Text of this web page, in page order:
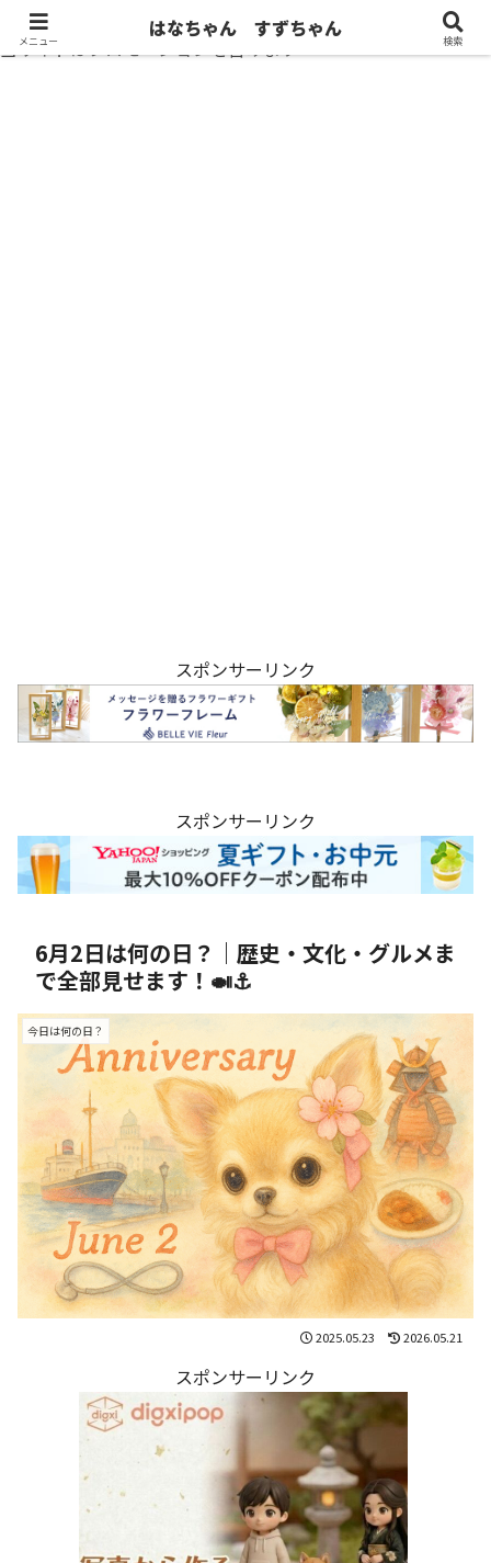
当サイトはプロモーションを含みます
スポンサーリンク
スポンサーリンク
6月2日は何の日？｜歴史・文化・グルメま
で全部見せます！🍛⚓
今日は何の日？
2025.05.23 2026.05.21
スポンサーリンク
メニュー
はなちゃん すずちゃん
検索